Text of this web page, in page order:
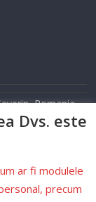
Romania
Dvs. este
ar fi modulele
precum